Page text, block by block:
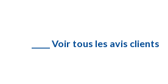
_____ Voir tous les avis clients